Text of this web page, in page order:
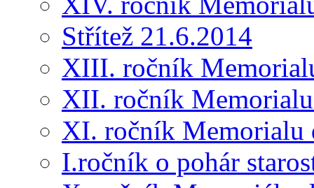
Střítež 21.6.2014
XIII. ročník
XII. ročník
XI. ročník Memorialu
I.ročník o pohár